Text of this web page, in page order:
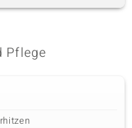
Pflege